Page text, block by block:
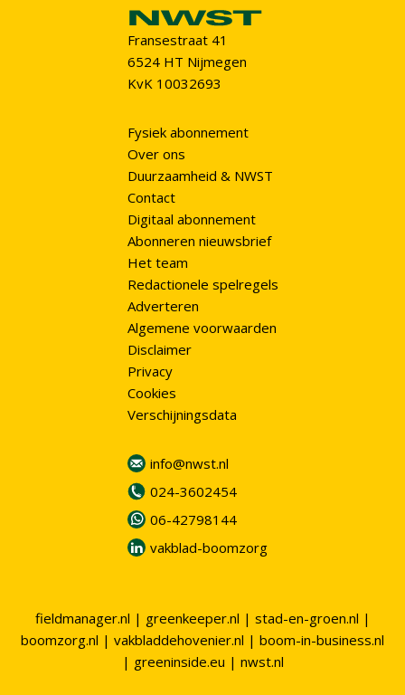
Fransestraat 41
6524 HT Nijmegen
KvK 10032693
Fysiek abonnement
Over ons
Duurzaamheid & NWST
Contact
Digitaal abonnement
Abonneren nieuwsbrief
Het team
Redactionele spelregels
Adverteren
Algemene voorwaarden
Disclaimer
Privacy
Cookies
Verschijningsdata
info@nwst.nl
024-3602454
06-42798144
vakblad-boomzorg
fieldmanager.nl | greenkeeper.nl | stad-en-groen.nl |
boomzorg.nl | vakbladdehovenier.nl | boom-in-business.nl
| greeninside.eu | nwst.nl